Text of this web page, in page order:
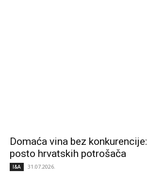
Domaća vina bez
posto hrvatskih potrošača
I&A 31.07.2026.